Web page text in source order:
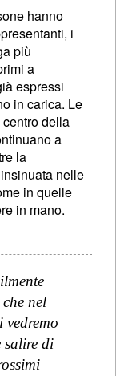
hanno
i
più
a
espressi
in carica. Le
della
a
la
nelle
in quelle
in mano.
nel
salire di